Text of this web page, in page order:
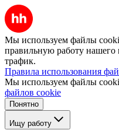
Мы используем файлы
правильную работу нашего
трафик.
Правила использования
Мы используем файлы
файлов cookie
Понятно
Ищу работу